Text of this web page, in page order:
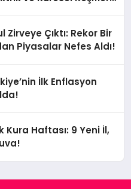
Çıktı: Rekor Bir
Piyasalar Nefes Aldı!
İlk Enflasyon
Kura Haftası: 9 Yeni İl,